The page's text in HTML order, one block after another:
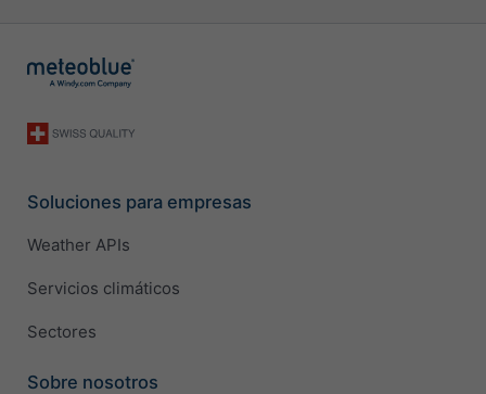
Soluciones para empresas
Weather APIs
Servicios climáticos
Sectores
Sobre nosotros